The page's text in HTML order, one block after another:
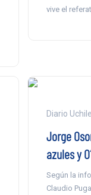
vive el
Diario Uchile
Jorge
azules y
Según la
Claudio